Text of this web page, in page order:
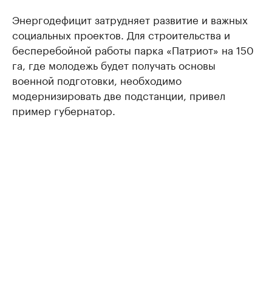
Энергодефицит затрудняет развитие и важных
социальных проектов. Для строительства и
бесперебойной работы парка «Патриот» на 150
га, где молодежь будет получать основы
военной подготовки, необходимо
модернизировать две подстанции, привел
пример губернатор.